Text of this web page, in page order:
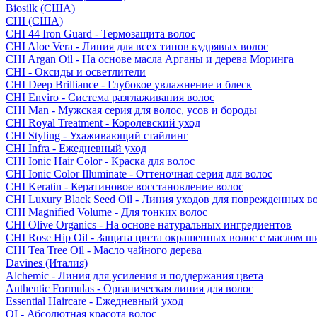
Biosilk (США)
CHI (США)
CHI 44 Iron Guard - Термозащита волос
CHI Aloe Vera - Линия для всех типов кудрявых волос
CHI Argan Oil - На основе масла Арганы и дерева Моринга
CHI - Оксиды и осветлители
CHI Deep Brilliance - Глубокое увлажнение и блеск
CHI Enviro - Система разглаживания волос
CHI Man - Мужская серия для волос, усов и бороды
CHI Royal Treatment - Королевский уход
CHI Styling - Ухаживающий стайлинг
CHI Infra - Ежедневный уход
CHI Ionic Hair Color - Краска для волос
CHI Ionic Color Illuminate - Оттеночная серия для волос
CHI Keratin - Кератиновое восстановление волос
CHI Luxury Black Seed Oil - Линия уходов для поврежденных
CHI Magnified Volume - Для тонких волос
CHI Olive Organics - На основе натуральных ингредиентов
CHI Rose Hip Oil - Защита цвета окрашенных волос с маслом
CHI Tea Tree Oil - Масло чайного дерева
Davines (Италия)
Alchemic - Линия для усиления и поддержания цвета
Authentic Formulas - Органическая линия для волос
Essential Haircare - Eжедневный уход
OI - Абсолютная красота волос